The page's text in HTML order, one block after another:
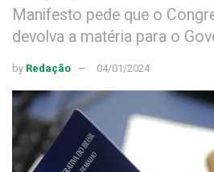
Manifesto pede que o
devolva a matéria para o
by Redação 04/01/2024